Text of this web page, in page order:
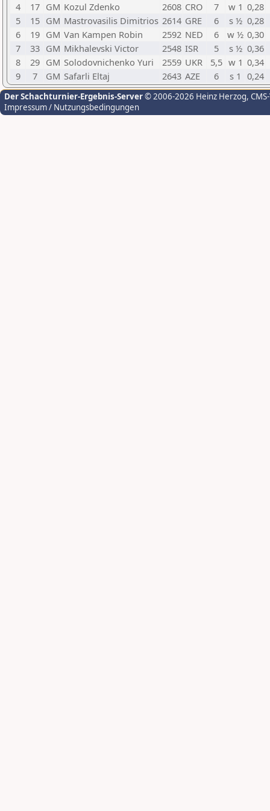
4
17 GM Kozul Zdenko 2608 CRO 7 w 1 0,28
5
15 GM Mastrovasilis Dimitrios 2614 GRE 6 s ½ 0,28
6
19 GM Van Kampen Robin 2592 NED 6 w ½ 0,30
7
33 GM Mikhalevski Victor 2548 ISR 5 s ½ 0,36
8
29 GM Solodovnichenko Yuri 2559 UKR 5,5 w 1 0,34
9
7 GM Safarli Eltaj 2643 AZE 6 s 1 0,24
Der Schachturnier-Ergebnis-Server© 2006-2026 Heinz Herzog,
Impressum / Nutzungsbedingungen